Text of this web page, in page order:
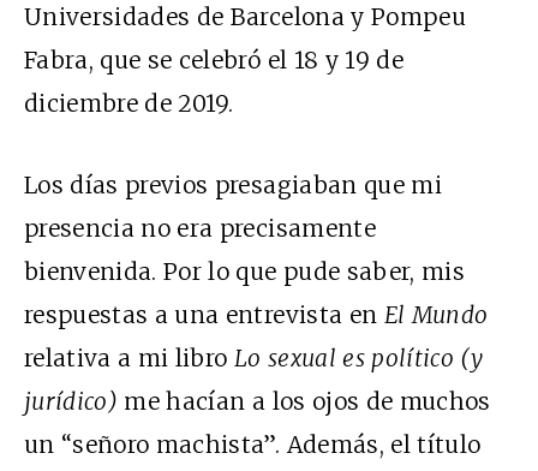
Universidades de Barcelona y Pompeu
Fabra, que se celebró el 18 y 19 de
diciembre de 2019.
Los días previos presagiaban que mi
presencia no era precisamente
bienvenida. Por lo que pude saber, mis
respuestas a una entrevista en El Mundo
relativa a mi libro Lo sexual es político (y
jurídico) me hacían a los ojos de muchos
un “señoro machista”. Además, el título